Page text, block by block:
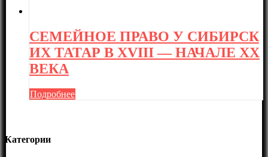
СЕМЕЙНОЕ ПРАВО У СИБИРСК
ИХ ТАТАР В XVIII — НАЧАЛЕ XX
ВЕКА
Подробнее
Категории